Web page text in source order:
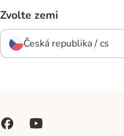
Zvolte zemi
Česká republika / cs